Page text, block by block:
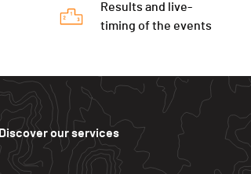
Results and live-
timing of the events
Discover our services